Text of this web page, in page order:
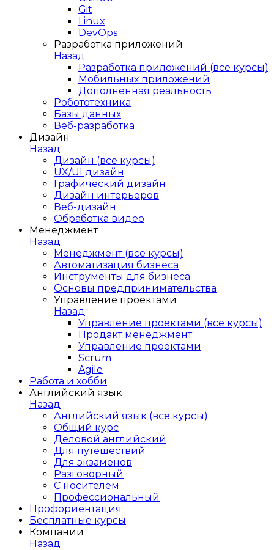
Git
Linux
DevOps
Разработка приложений
Назад
Разработка приложений (все курсы)
Мобильных приложений
Дополненная реальность
Робототехника
Базы данных
Веб-разработка
Дизайн
Назад
Дизайн (все курсы)
UX/UI дизайн
Графический дизайн
Дизайн интерьеров
Веб-дизайн
Обработка видео
Менеджмент
Назад
Менеджмент (все курсы)
Автоматизация бизнеса
Инструменты для бизнеса
Основы предпринимательства
Управление проектами
Назад
Управление проектами (все курсы)
Продакт менеджмент
Управление проектами
Scrum
Agile
Работа и хобби
Английский язык
Назад
Английский язык (все курсы)
Общий курс
Деловой английский
Для путешествий
Для экзаменов
Разговорный
С носителем
Профессиональный
Профориентация
Бесплатные курсы
Компании
Назад